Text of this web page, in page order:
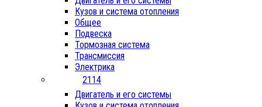
Кузов и система отопления
Общее
Подвеска
Тормозная система
Трансмиссия
Электрика
2114
Двигатель и его системы